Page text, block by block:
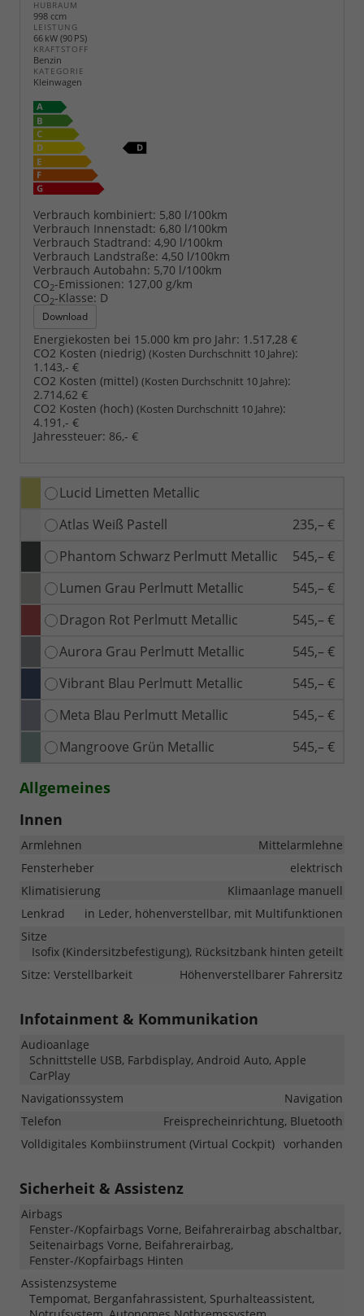
HUBRAUM
998 ccm
LEISTUNG
66 kW (90 PS)
KRAFTSTOFF
Benzin
KATEGORIE
Kleinwagen
Verbrauch kombiniert: 5,80 l/100km
Verbrauch Innenstadt: 6,80 l/100km
Verbrauch Stadtrand: 4,90 l/100km
Verbrauch Landstraße: 4,50 l/100km
Verbrauch Autobahn: 5,70 l/100km
CO2-Emissionen: 127,00 g/km
CO2-Klasse: D
Download
Energiekosten bei 15.000 km pro Jahr: 1.517,28 €
CO2 Kosten (niedrig) (Kosten Durchschnitt 10 Jahre):
1.143,- €
CO2 Kosten (mittel) (Kosten Durchschnitt 10 Jahre):
2.714,62 €
CO2 Kosten (hoch) (Kosten Durchschnitt 10 Jahre):
4.191,- €
Jahressteuer: 86,- €
Lucid Limetten Metallic
Atlas Weiß Pastell
235,– €
Phantom Schwarz Perlmutt Metallic
545,– €
Lumen Grau Perlmutt Metallic
545,– €
Dragon Rot Perlmutt Metallic
545,– €
Aurora Grau Perlmutt Metallic
545,– €
Vibrant Blau Perlmutt Metallic
545,– €
Meta Blau Perlmutt Metallic
545,– €
Mangroove Grün Metallic
545,– €
Allgemeines
Innen
Armlehnen
Mittelarmlehne
Fensterheber
elektrisch
Klimatisierung
Klimaanlage manuell
Lenkrad
in Leder, höhenverstellbar, mit Multifunktionen
Sitze
Isofix (Kindersitzbefestigung), Rücksitzbank hinten geteilt
Sitze: Verstellbarkeit
Höhenverstellbarer Fahrersitz
Infotainment & Kommunikation
Audioanlage
Schnittstelle USB, Farbdisplay, Android Auto, Apple
CarPlay
Navigationssystem
Navigation
Telefon
Freisprecheinrichtung, Bluetooth
Volldigitales Kombiinstrument (Virtual Cockpit) vorhanden
Sicherheit & Assistenz
Airbags
Fenster-/Kopfairbags Vorne, Beifahrerairbag abschaltbar,
Seitenairbags Vorne, Beifahrerairbag,
Fenster-/Kopfairbags Hinten
Assistenzsysteme
Tempomat, Berganfahrassistent, Spurhalteassistent,